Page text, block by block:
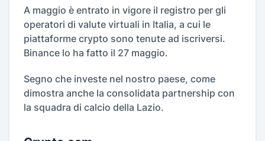
A maggio è entrato in vigore il registro per gli
operatori di valute virtuali in Italia, a cui le
piattaforme crypto sono tenute ad iscriversi.
Binance lo ha fatto il 27 maggio.
Segno che investe nel nostro paese, come
dimostra anche la consolidata partnership con
la squadra di calcio della Lazio.